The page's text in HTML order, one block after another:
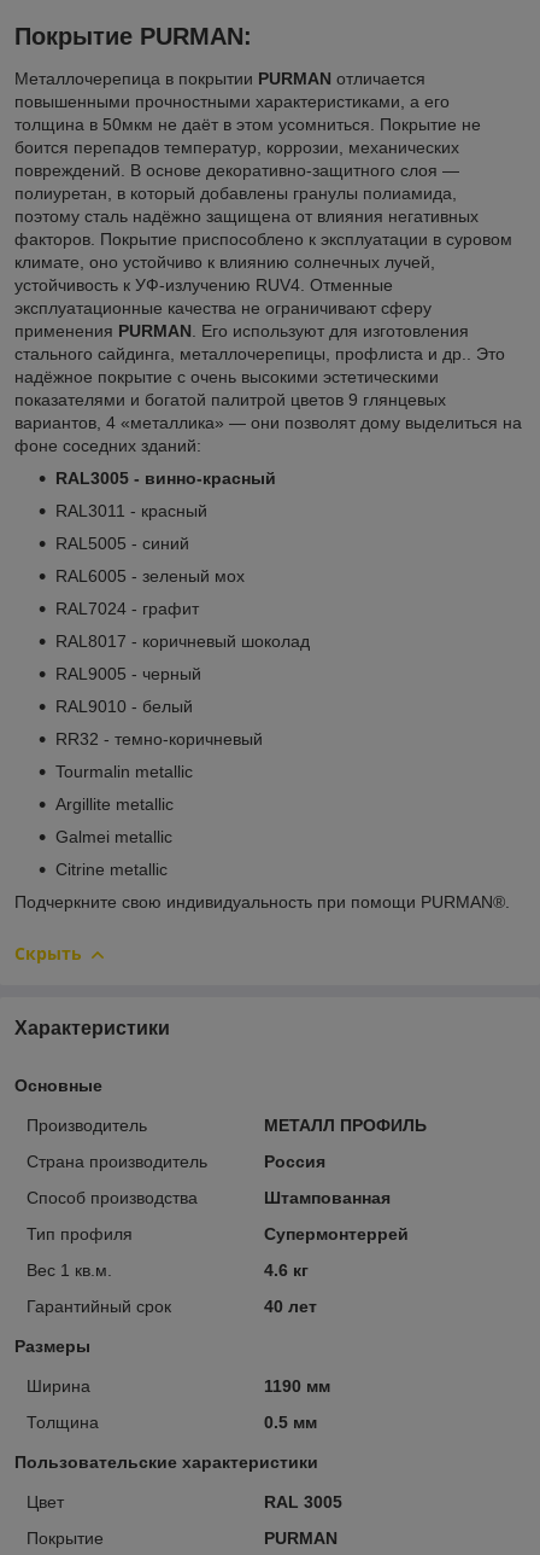
Покрытие PURMAN:
Металлочерепица в покрытии PURMAN отличается
повышенными прочностными характеристиками, а его
толщина в 50мкм не даёт в этом усомниться. Покрытие не
боится перепадов температур, коррозии, механических
повреждений. В основе декоративно-защитного слоя —
полиуретан, в который добавлены гранулы полиамида,
поэтому сталь надёжно защищена от влияния негативных
факторов. Покрытие приспособлено к эксплуатации в суровом
климате, оно устойчиво к влиянию солнечных лучей,
устойчивость к УФ-излучению RUV4. Отменные
эксплуатационные качества не ограничивают сферу
применения PURMAN. Его используют для изготовления
стального сайдинга, металлочерепицы, профлиста и др.. Это
надёжное покрытие с очень высокими эстетическими
показателями и богатой палитрой цветов 9 глянцевых
вариантов, 4 «металлика» — они позволят дому выделиться на
фоне соседних зданий:
RAL3005 - винно-красный
RAL3011 - красный
RAL5005 - синий
RAL6005 - зеленый мох
RAL7024 - графит
RAL8017 - коричневый шоколад
RAL9005 - черный
RAL9010 - белый
RR32 - темно-коричневый
Tourmalin metallic
Argillite metallic
Galmei metallic
Citrine metallic
Подчеркните свою индивидуальность при помощи PURMAN®.
Скрыть
Характеристики
Основные
Производитель
МЕТАЛЛ ПРОФИЛЬ
Страна производитель
Россия
Способ производства
Штампованная
Тип профиля
Супермонтеррей
Вес 1 кв.м.
4.6 кг
Гарантийный срок
40 лет
Размеры
Ширина
1190 мм
Толщина
0.5 мм
Пользовательские характеристики
Цвет
RAL 3005
Покрытие
PURMAN